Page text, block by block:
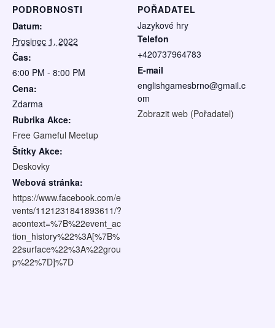
PODROBNOSTI
Datum:
Prosinec 1, 2022
Čas:
6:00 PM - 8:00 PM
Cena:
Zdarma
Rubrika Akce:
Free Gameful Meetup
Štítky Akce:
Deskovky
Webová stránka:
https://www.facebook.com/e
vents/1121231841893611/?
acontext=%7B%22event_ac
tion_history%22%3A[%7B%
22surface%22%3A%22grou
p%22%7D]%7D
POŘADATEL
Jazykové hry
Telefon
+420737964783
E-mail
englishgamesbrno@gmail.c
om
Zobrazit web (Pořadatel)